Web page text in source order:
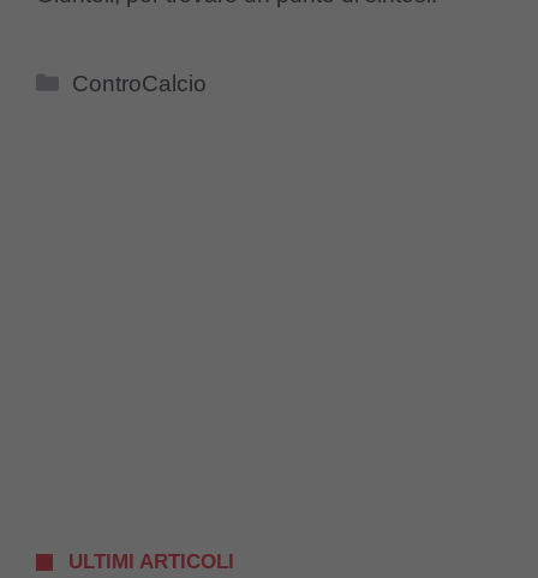
Categorie
ControCalcio
ULTIMI ARTICOLI